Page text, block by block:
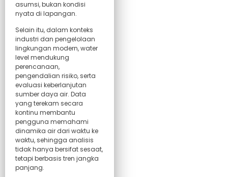
asumsi, bukan kondisi
nyata di lapangan.
Selain itu, dalam konteks
industri dan pengelolaan
lingkungan modern, water
level mendukung
perencanaan,
pengendalian risiko, serta
evaluasi keberlanjutan
sumber daya air. Data
yang terekam secara
kontinu membantu
pengguna memahami
dinamika air dari waktu ke
waktu, sehingga analisis
tidak hanya bersifat sesaat,
tetapi berbasis tren jangka
panjang.